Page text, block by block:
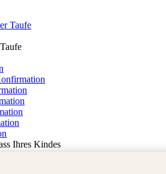
Taufe
Ihres Kindes